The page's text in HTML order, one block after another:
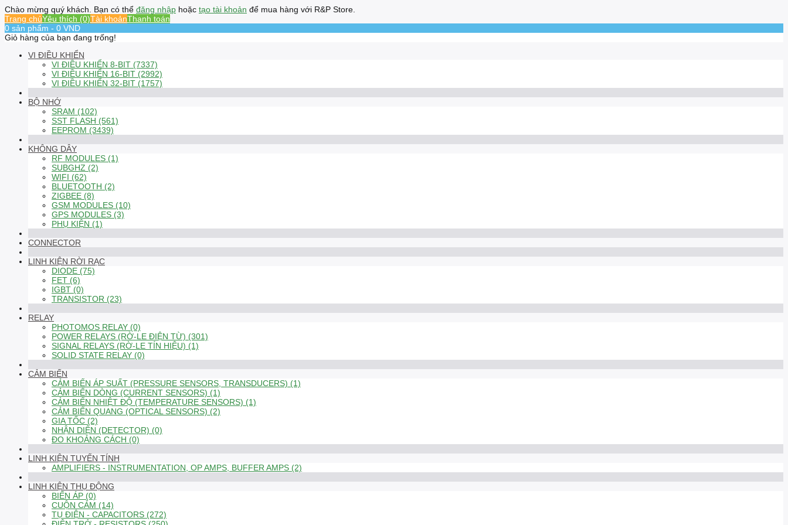
Chào mừng quý khách. Bạn có thể đăng nhập hoặc tạo tài khoản để mua hàng với R&P Store.
Trang chủYêu thích (0)Tài khoảnThanh toán
0 sản phẩm - 0 VND
Giỏ hàng của bạn đang trống!
VI ĐIỀU KHIỂN
VI ĐIỀU KHIỂN 8-BIT (7337)
VI ĐIỀU KHIỂN 16-BIT (2992)
VI ĐIỀU KHIỂN 32-BIT (1757)
BỘ NHỚ
SRAM (102)
SST FLASH (561)
EEPROM (3439)
KHÔNG DÂY
RF MODULES (1)
SUBGHZ (2)
WIFI (62)
BLUETOOTH (2)
ZIGBEE (8)
GSM MODULES (10)
GPS MODULES (3)
PHỤ KIỆN (1)
CONNECTOR
LINH KIỆN RỜI RẠC
DIODE (75)
FET (6)
IGBT (0)
TRANSISTOR (23)
RELAY
PHOTOMOS RELAY (0)
POWER RELAYS (RỜ-LE ĐIỆN TỪ) (301)
SIGNAL RELAYS (RỜ-LE TÍN HIỆU) (1)
SOLID STATE RELAY (0)
CẢM BIẾN
CẢM BIẾN ÁP SUẤT (PRESSURE SENSORS, TRANSDUCERS) (1)
CẢM BIẾN DÒNG (CURRENT SENSORS) (1)
CẢM BIẾN NHIỆT ĐỘ (TEMPERATURE SENSORS) (1)
CẢM BIẾN QUANG (OPTICAL SENSORS) (2)
GIA TỐC (2)
NHẬN DIỆN (DETECTOR) (0)
ĐO KHOẢNG CÁCH (0)
LINH KIỆN TUYẾN TÍNH
AMPLIFIERS - INSTRUMENTATION, OP AMPS, BUFFER AMPS (2)
LINH KIỆN THỤ ĐỘNG
BIẾN ÁP (0)
CUỘN CẢM (14)
TỤ ĐIỆN - CAPACITORS (272)